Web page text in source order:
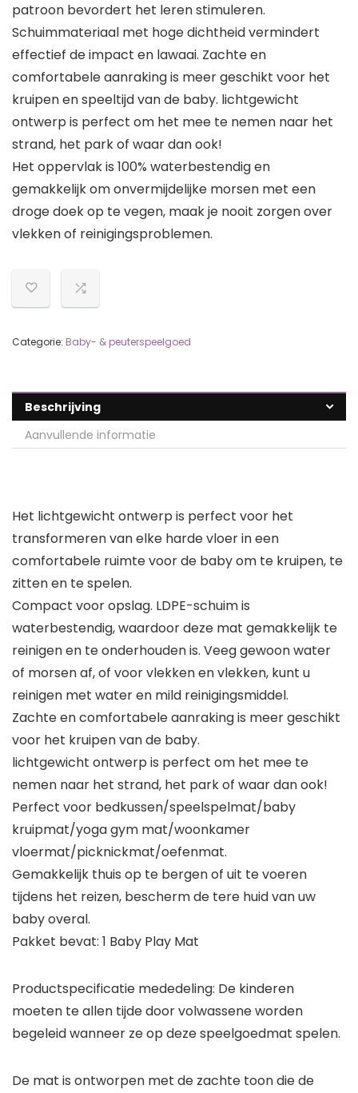
patroon bevordert het leren stimuleren.
Schuimmateriaal met hoge dichtheid vermindert
effectief de impact en lawaai. Zachte en
comfortabele aanraking is meer geschikt voor het
kruipen en speeltijd van de baby. lichtgewicht
ontwerp is perfect om het mee te nemen naar het
strand, het park of waar dan ook!
Het oppervlak is 100% waterbestendig en
gemakkelijk om onvermijdelijke morsen met een
droge doek op te vegen, maak je nooit zorgen over
vlekken of reinigingsproblemen.
Categorie: Baby- & peuterspeelgoed
Beschrijving
Aanvullende informatie
Het lichtgewicht ontwerp is perfect voor het
transformeren van elke harde vloer in een
comfortabele ruimte voor de baby om te kruipen, te
zitten en te spelen.
Compact voor opslag. LDPE-schuim is
waterbestendig, waardoor deze mat gemakkelijk te
reinigen en te onderhouden is. Veeg gewoon water
of morsen af, of voor vlekken en vlekken, kunt u
reinigen met water en mild reinigingsmiddel.
Zachte en comfortabele aanraking is meer geschikt
voor het kruipen van de baby.
lichtgewicht ontwerp is perfect om het mee te
nemen naar het strand, het park of waar dan ook!
Perfect voor bedkussen/speelspelmat/baby
kruipmat/yoga gym mat/woonkamer
vloermat/picknickmat/oefenmat.
Gemakkelijk thuis op te bergen of uit te voeren
tijdens het reizen, bescherm de tere huid van uw
baby overal.
Pakket bevat: 1 Baby Play Mat
Productspecificatie mededeling: De kinderen
moeten te allen tijde door volwassene worden
begeleid wanneer ze op deze speelgoedmat spelen.
De mat is ontworpen met de zachte toon die de